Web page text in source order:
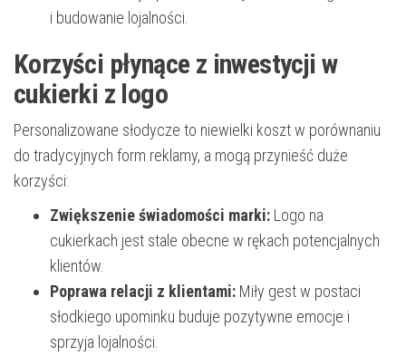
i budowanie lojalności.
Korzyści płynące z inwestycji w
cukierki z logo
Personalizowane słodycze to niewielki koszt w porównaniu
do tradycyjnych form reklamy, a mogą przynieść duże
korzyści:
Zwiększenie świadomości marki: Logo na
cukierkach jest stale obecne w rękach potencjalnych
klientów.
Poprawa relacji z klientami: Miły gest w postaci
słodkiego upominku buduje pozytywne emocje i
sprzyja lojalności.